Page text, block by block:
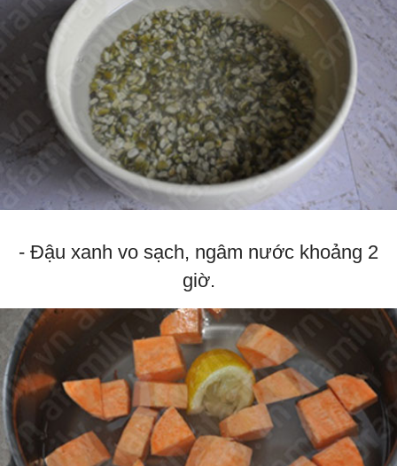
- Đậu xanh vo sạch, ngâm nước khoảng 2
giờ.